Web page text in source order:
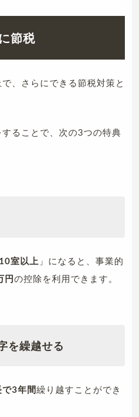
節税
、さらにできる節税対策と
ることで、次の3つの特典
室以上 」になると、事業的
円の控除を利用できます。
を繰越せる
で3年間繰り越すことができ